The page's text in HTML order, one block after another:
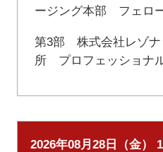
ージング本部 フェ
第3部 株式会社レゾ
所 プロフェッショ
2026年08月28日（金）